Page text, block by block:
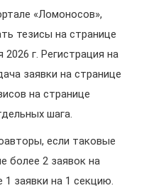
«Ломоносов»,
тезисы на странице
г. Регистрация на
заявки на странице
на странице
шага.
если таковые
более 2 заявок на
заявки на 1 секцию.